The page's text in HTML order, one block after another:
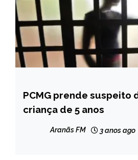
MINAS
GERAIS
NOTÍCIAS
PCMG prende suspeito
criança de 5 anos
Aranãs FM 3 anos ago